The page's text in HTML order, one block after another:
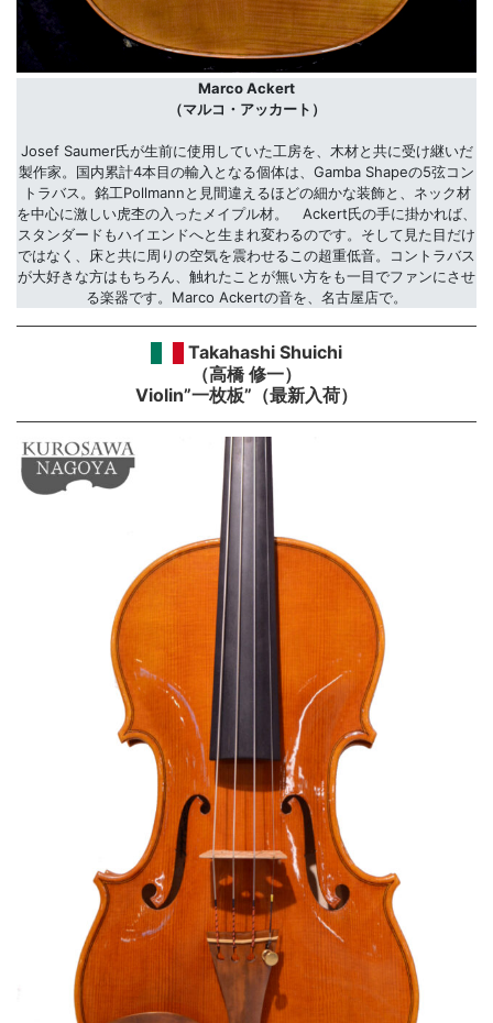
Marco Ackert
（マルコ・アッカート）
Josef Saumer氏が生前に使用していた工房を、木材と共に受け継いだ
製作家。国内累計4本目の輸入となる個体は、Gamba Shapeの5弦コン
トラバス。銘工Pollmannと見間違えるほどの細かな装飾と、ネック材
を中心に激しい虎杢の入ったメイプル材。 Ackert氏の手に掛かれば、
スタンダードもハイエンドへと生まれ変わるのです。そして見た目だけ
ではなく、床と共に周りの空気を震わせるこの超重低音。コントラバス
が大好きな方はもちろん、触れたことが無い方をも一目でファンにさせ
る楽器です。Marco Ackertの音を、名古屋店で。
Takahashi Shuichi
（高橋 修一）
Violin”一枚板”（最新入荷）